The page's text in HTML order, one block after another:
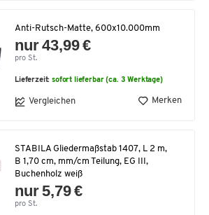
Anti-Rutsch-Matte, 600x10.000mm
nur 43,99 €
pro St.
Lieferzeit:sofort lieferbar (ca. 3 Werktage)
Vergleichen Merken
STABILA Gliedermaßstab 1407, L 2 m,
B 1,70 cm, mm/cm Teilung, EG III,
Buchenholz weiß
nur 5,79 €
pro St.